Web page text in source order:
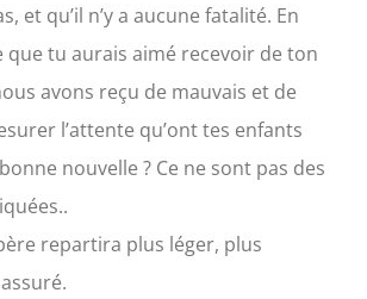
et qu’il n’y a aucune fatalité. En
que tu aurais aimé recevoir de ton
avons reçu de mauvais et de
l’attente qu’ont tes enfants
nouvelle ? Ce ne sont pas des
repartira plus léger, plus